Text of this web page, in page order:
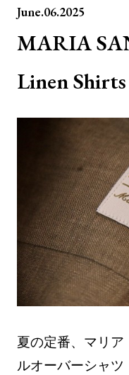
June.06.2025
MARIA
Linen
夏の定番、マリ
ルオーバーシャツ